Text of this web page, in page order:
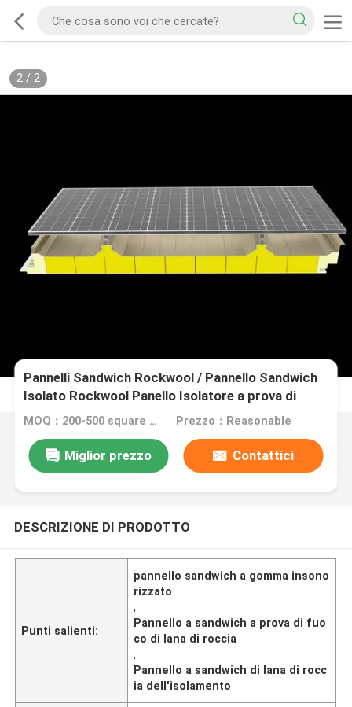
2/ 2
Pannelli Sandwich Rockwool / Pannello Sandwich
Isolato Rockwool Panello Isolatore a prova di
fuoco a prova di suonoMOQ：200-500 square meters Prezzo：Reasonable
Miglior prezzo Contattici
DESCRIZIONE DI PRODOTTO
Punti salienti:
pannello sandwich a gomma insono
rizzato
,
Pannello a sandwich a prova di fuo
co di lana di roccia
,
Pannello a sandwich di lana di rocc
ia dell'isolamento